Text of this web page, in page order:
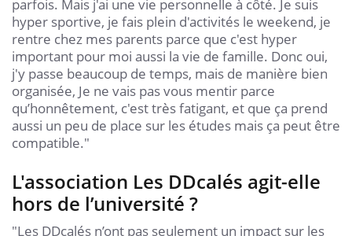
parfois. Mais j'ai une vie personnelle à côté. Je suis
hyper sportive, je fais plein d'activités le weekend, je
rentre chez mes parents parce que c'est hyper
important pour moi aussi la vie de famille. Donc oui,
j'y passe beaucoup de temps, mais de manière bien
organisée, Je ne vais pas vous mentir parce
qu’honnêtement, c'est très fatigant, et que ça prend
aussi un peu de place sur les études mais ça peut être
compatible."
L'association Les DDcalés agit-elle
hors de l’université ?
"Les DDcalés n’ont pas seulement un impact sur les